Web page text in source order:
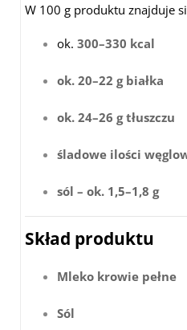
W 100 g produktu znajduje
ok. 300–330 kcal
ok. 20–22 g białka
ok. 24–26 g tłuszczu
śladowe ilości
sól – ok. 1,5–1,8 g
Skład produktu
Mleko krowie pełne
Sól